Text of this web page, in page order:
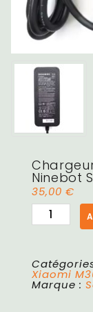
Ninebot
35,00 €
Xiaomi
Marque :